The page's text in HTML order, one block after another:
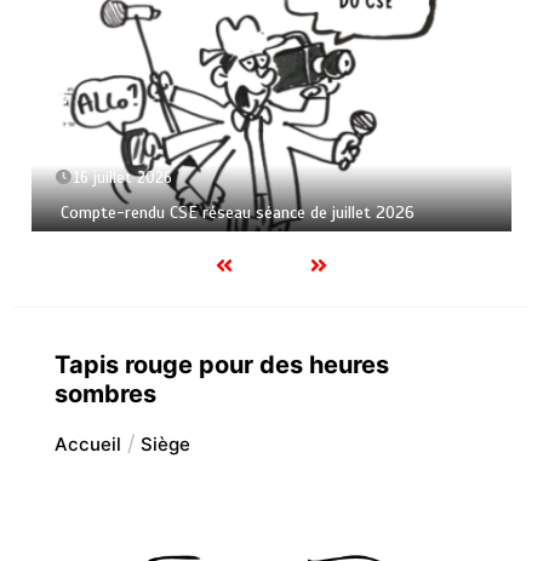
16 juillet 2026
Compte-rendu CSE réseau séance de juillet 2026
Tapis rouge pour des heures
sombres
Accueil Siège